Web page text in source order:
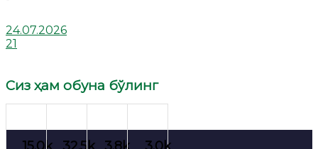
24.07.2026
21
Сиз ҳам обуна бўлинг